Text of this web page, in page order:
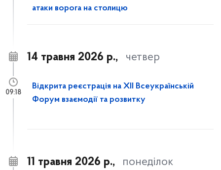
атаки ворога на столицю
14 травня 2026 р., четвер
Відкрита реєстрація на XII Всеукраїнській
Форум взаємодії та розвитку
09:18
11 травня 2026 р., понеділок